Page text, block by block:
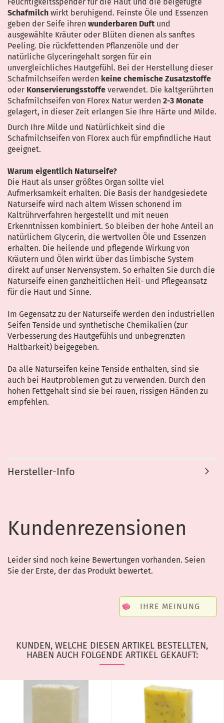
Schafmilch wirkt beruhigend. Feinste Öle und Essenzen
geben der Seife ihren wunderbaren Duft und
ausgewählte Kräuter oder Blüten dienen als sanftes
Peeling. Die rückfettenden Pflanzenöle und der
natürliche Glyceringehalt sorgen für ein
unvergleichliches Hautgefühl. Bei der Herstellung dieser
Schafmilchseifen werden keine chemische Zusatzstoffe
oder Konservierungsstoffe verwendet. Die kaltgerührten
Schafmilchseifen von Florex Natur werden 2-3 Monate
gelagert, in dieser Zeit erlangen Sie Ihre Härte und Milde.
Durch Ihre Milde und Natürlichkeit sind die
Schafmilchseifen von Florex auch für empfindliche Haut
geeignet.
Warum eigentlich Naturseife?
Die Haut als unser größtes Organ sollte viel
Aufmerksamkeit erhalten. Die Basis der handgesiedete
Naturseife wird nach altem Wissen schonend im
Kaltrührverfahren hergestellt und mit neuen
Erkenntnissen kombiniert. So bleiben der hohe Anteil an
natürlichem Glycerin, die wertvollen Öle und Essenzen
erhalten. Die heilende und pflegende Wirkung von
Kräutern und Ölen wirkt über das limbische System
direkt auf unser Nervensystem. So erhalten Sie durch die
Naturseife einen ganzheitlichen Heil- und Pflegeansatz
für die Haut und Sinne.
Im Gegensatz zu der Naturseife werden den industriellen
Seifen Tenside und synthetische Chemikalien (zur
Verbesserung des Hautgefühls und unbegrenzten
Haltbarkeit) beigegeben.
Da alle Naturseifen keine Tenside enthalten, sind sie
auch bei Hautproblemen gut zu verwenden. Durch den
hohen Fettgehalt sind sie bei rauen, rissigen Händen zu
empfehlen.
Hersteller-Info
Kundenrezensionen
Leider sind noch keine Bewertungen vorhanden. Seien
Sie der Erste, der das Produkt bewertet.
IHRE MEINUNG
KUNDEN, WELCHE DIESEN ARTIKEL BESTELLTEN,
HABEN AUCH FOLGENDE ARTIKEL GEKAUFT: